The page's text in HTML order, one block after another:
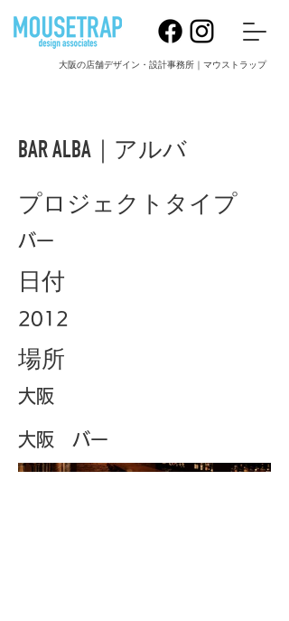
大阪の店舗デザイン・設計事務所｜マウストラップ
BAR ALBA｜アルバ
プロジェクトタイプ
バー
日付
2012
場所
大阪
大阪 バー